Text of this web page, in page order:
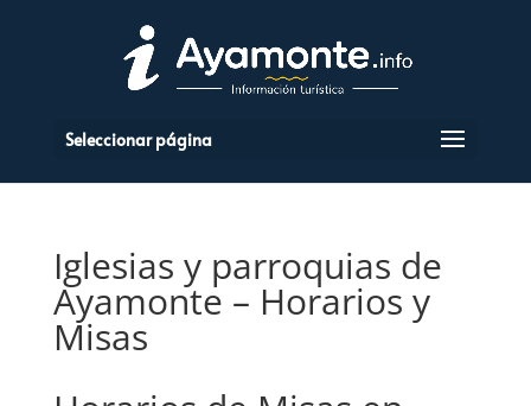
Seleccionar página
Iglesias y parroquias de
Ayamonte – Horarios y
Misas